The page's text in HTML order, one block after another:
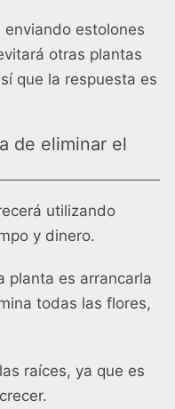
enviando estolones
otras plantas
que la respuesta es
de eliminar el
utilizando
y dinero.
planta es arrancarla
todas las flores,
raíces, ya que es